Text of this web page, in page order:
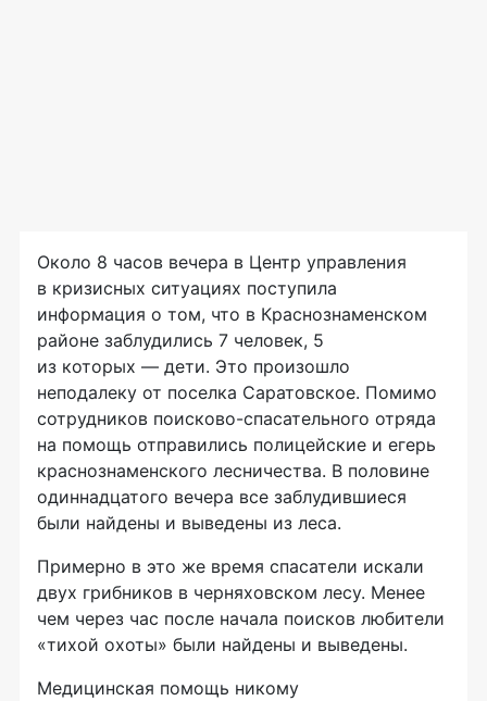
Около 8 часов вечера в Центр управления
в кризисных ситуациях поступила
информация о том, что в Краснознаменском
районе заблудились 7 человек, 5
из которых — дети. Это произошло
неподалеку от поселка Саратовское. Помимо
сотрудников поисково-спасательного отряда
на помощь отправились полицейские и егерь
краснознаменского лесничества. В половине
одиннадцатого вечера все заблудившиеся
были найдены и выведены из леса.
Примерно в это же время спасатели искали
двух грибников в черняховском лесу. Менее
чем через час после начала поисков любители
«тихой охоты» были найдены и выведены.
Медицинская помощь никому